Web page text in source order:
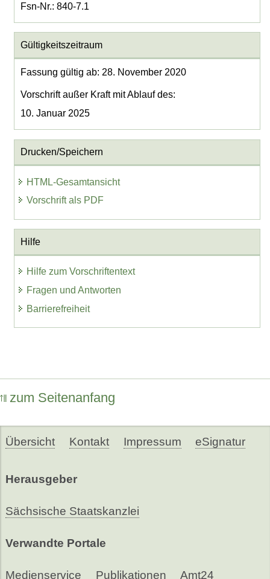
Fsn-Nr.: 840-7.1
Gültigkeitszeitraum
Fassung gültig ab: 28. November 2020
Vorschrift außer Kraft mit Ablauf des:
10. Januar 2025
Drucken/Speichern
HTML-Gesamtansicht
Vorschrift als PDF
Hilfe
Hilfe zum Vorschriftentext
Fragen und Antworten
Barrierefreiheit
zum Seitenanfang
Übersicht Kontakt Impressum eSignatur
Herausgeber
Sächsische Staatskanzlei
Verwandte Portale
Medienservice Publikationen Amt24